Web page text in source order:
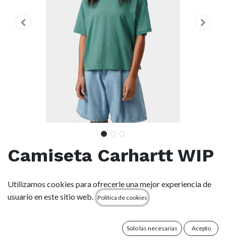
Camiseta Carhartt WIP
W' Chester - Lily
(Mujer)
La camiseta Women's S/S Chester T-Shirt está confeccionada
Utilizamos cookies para ofrecerle una mejor experiencia de
usuario en este sitio web.
Política de cookies
Solo las necesarias Acepto